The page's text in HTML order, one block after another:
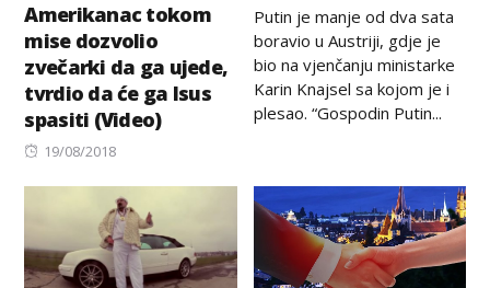
Amerikanac tokom
mise dozvolio
zvečarki da ga ujede,
tvrdio da će ga Isus
spasiti (Video)
Posted
19/08/2018
Putin je manje od dva sata
boravio u Austriji, gdje je
bio na vjenčanju ministarke
Karin Knajsel sa kojom je i
plesao. “Gospodin Putin...